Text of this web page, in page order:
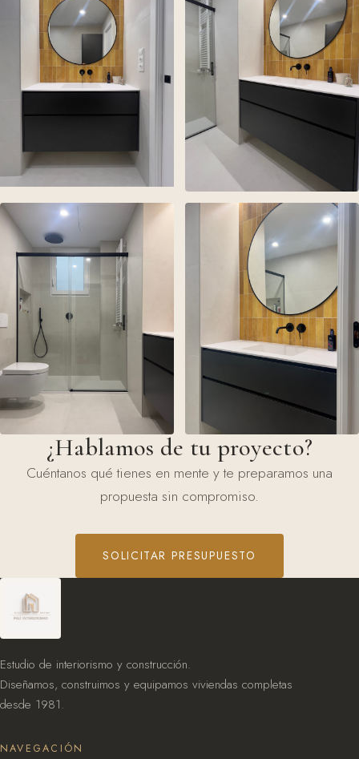
¿Hablamos de tu proyecto?
Cuéntanos qué tienes en mente y te preparamos una
propuesta sin compromiso.
SOLICITAR PRESUPUESTO
Estudio de interiorismo y construcción.
Diseñamos, construimos y equipamos viviendas completas
desde 1981.
NAVEGACIÓN